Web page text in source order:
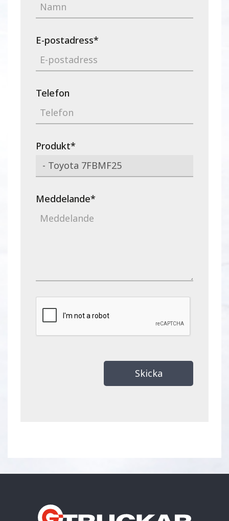
E-postadress*
Telefon
Produkt*
Meddelande*
Skicka